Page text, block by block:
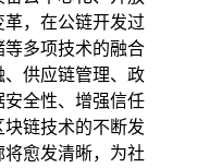
，在公链开发过
多项技术的融合
供应链管理、政
全性、增强信任
链技术的不断发
愈发清晰，为社